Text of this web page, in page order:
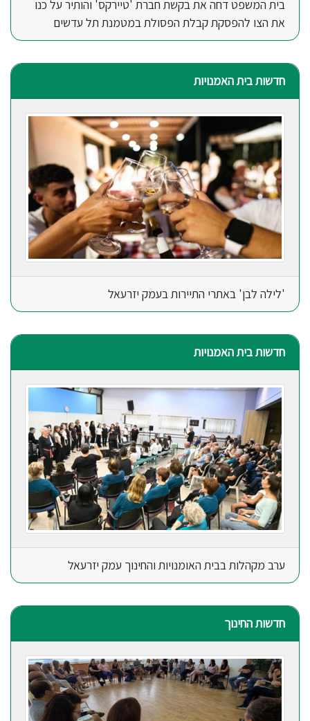
בית המשפט דחה את בקשת חברת 'טיירקס' והותיר על כנו
את הצו להפסקת קבלת הפסולת במטמנת תל עדשים
חדשות בית האמנויות
'לילה לבן' באתרי התיירות בעמק יזרעאל
חדשות בית האמנויות
ערב מקהלות בבית האומנויות והחינוך עמק יזרעאל
חדשות החינוך